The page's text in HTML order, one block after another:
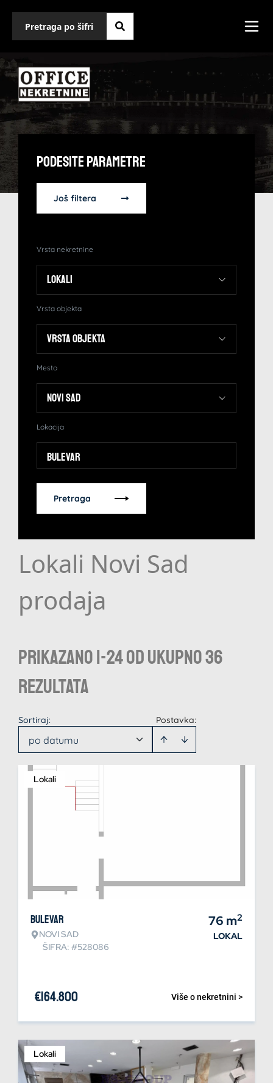
Podesite Parametre
Još filtera
Vrsta nekretnine
Vrsta objekta
Mesto
Lokacija
Bulevar
Pretraga
Lokali Novi Sad
prodaja
Prikazano 1-24 od ukupno 36
rezultata
Postavka:
Sortiraj:
po datumu
Lokali
Bulevar
NOVI SAD
ŠIFRA: #528086
76 m2
LOKAL
Više o nekretnini >
€164.800
Lokali